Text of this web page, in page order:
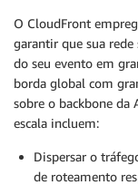
O CloudFront
garantir que sua rede
do seu evento em
borda global com
sobre o backbone da
escala incluem:
Dispersar o
de roteamento